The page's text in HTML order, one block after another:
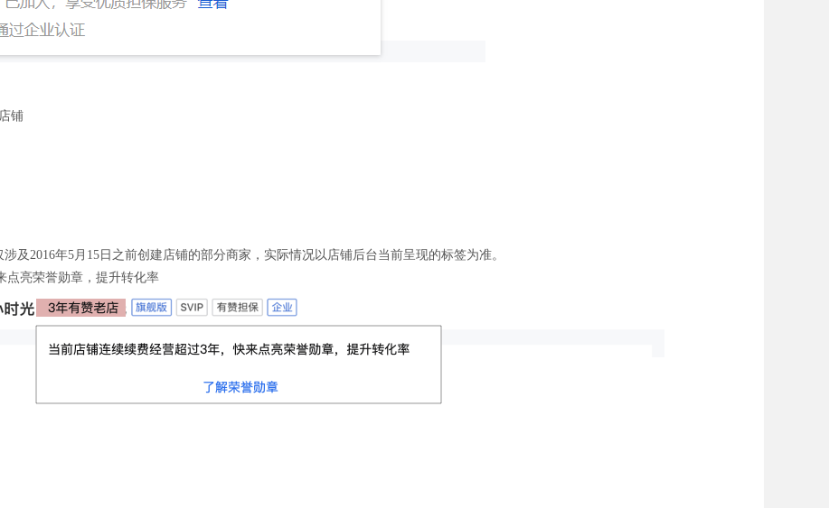
铺
及2016年5月15日之前创建店铺的部分商家，实际情况以店铺后台当前呈现的标签为准。
点亮荣誉勋章，提升转化率